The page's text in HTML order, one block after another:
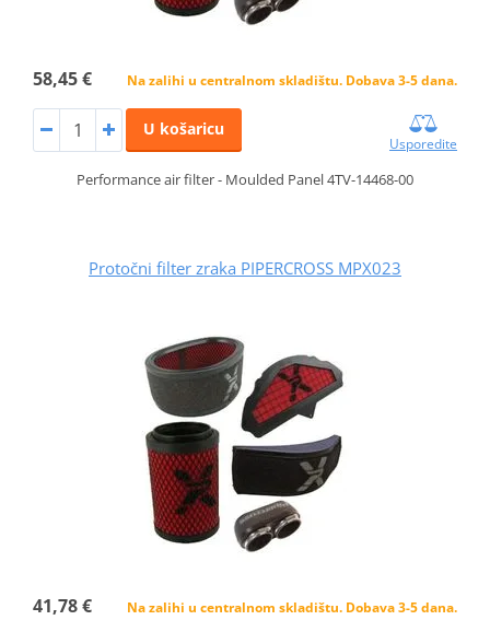
58,45 € Na zalihi u centralnom skladištu. Dobava 3-5 dana.
U košaricu
Usporedite
Performance air filter - Moulded Panel 4TV-14468-00
Protočni filter zraka PIPERCROSS MPX023
41,78 € Na zalihi u centralnom skladištu. Dobava 3-5 dana.